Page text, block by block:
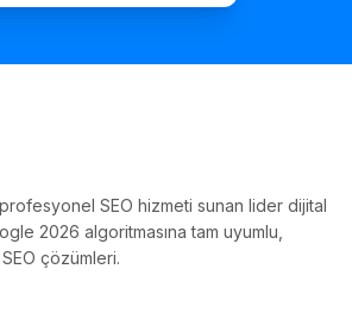
SEO hizmeti sunan lider dijital
2026 algoritmasına tam uyumlu,
çözümleri.